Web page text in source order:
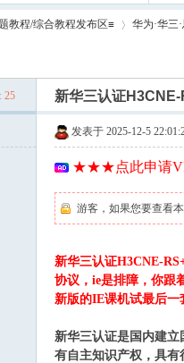
教程/综合教程发布区≡
›
华为·华三
25 新华三认证
发表于 2025-12-5
★★★点此申请
游客，如果您要查看
新华三认证H3CNE-
协议，ie是排障，你跟
新版的IE课机试最后
新华三认证是国内建
有自主知识产权，具